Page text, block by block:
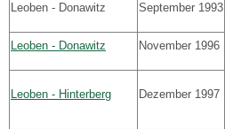
Leoben - Donawitz September 1993
Leoben - Donawitz November 1996
Leoben - Hinterberg Dezember 1997